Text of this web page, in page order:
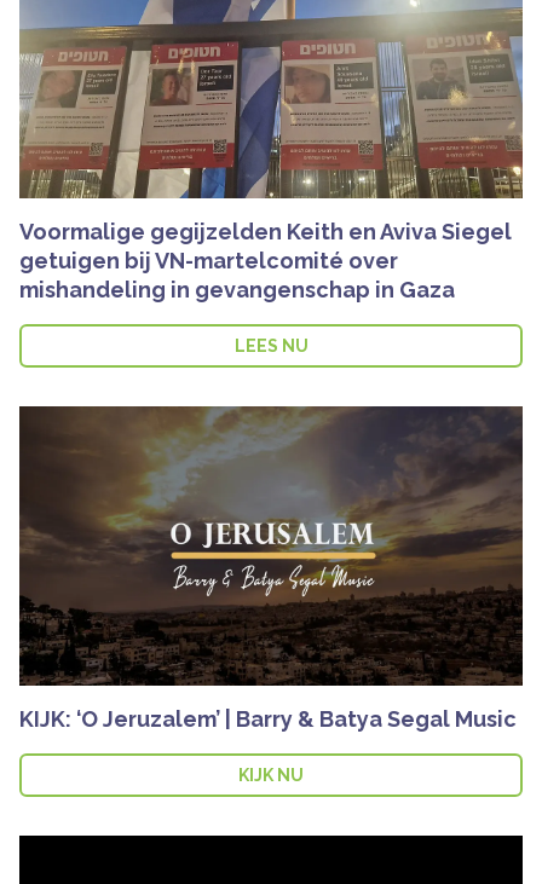
Voormalige gegijzelden Keith en Aviva Siegel
getuigen bij VN-martelcomité over
mishandeling in gevangenschap in Gaza
LEES NU
KIJK: ‘O Jeruzalem’ | Barry & Batya Segal Music
KIJK NU